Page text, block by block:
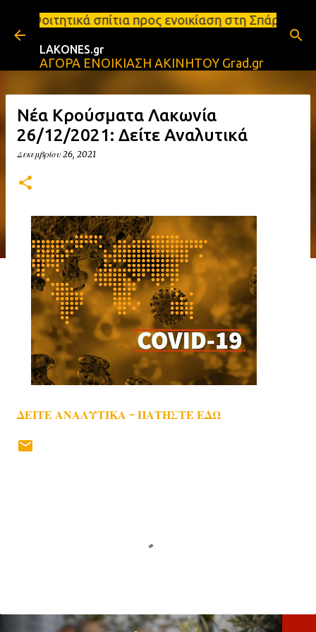
Μετάβαση στο κύριο περιεχόμενο
προς ενοικίαση στη Σπάρτη Ενοικιάσεις
LAKONES.gr
ΑΓΟΡΑ ΕΝΟΙΚΙΑΣΗ ΑΚΙΝΗΤΟΥ Grad.gr
Νέα Κρούσματα Λακωνία
26/12/2021: Δείτε Αναλυτικά
Δεκεμβρίου 26, 2021
ΔΕΙΤΕ ΑΝΑΛΥΤΙΚΑ - ΠΑΤΗΣΤΕ ΕΔΩ
λ